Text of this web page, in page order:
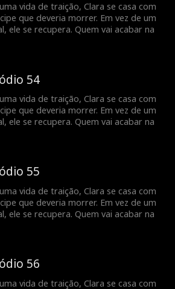
vida de traição, Clara se casa com
que deveria morrer. Em vez de um
ele se recupera. Quem vai acabar na
54
vida de traição, Clara se casa com
que deveria morrer. Em vez de um
ele se recupera. Quem vai acabar na
55
vida de traição, Clara se casa com
que deveria morrer. Em vez de um
ele se recupera. Quem vai acabar na
56
vida de traição, Clara se casa com